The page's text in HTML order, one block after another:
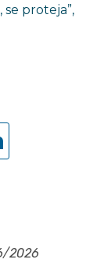
proteja”,
2026